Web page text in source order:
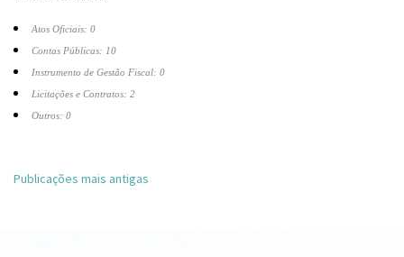
Atos Oficiais: 0
Contas Públicas: 10
Instrumento de Gestão Fiscal: 0
Licitações e Contratos: 2
Outros: 0
Navegação
Publicações mais antigas